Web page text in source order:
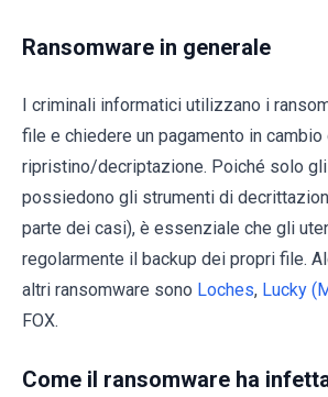
Ransomware in generale
I criminali informatici utilizzano i
file e chiedere un pagamento in cambio
ripristino/decriptazione. Poiché solo
possiedono gli strumenti di
parte dei casi), è essenziale che gli
regolarmente il backup dei propri file.
altri ransomware sono Loches, Lucky
FOX.
Come il ransomware ha